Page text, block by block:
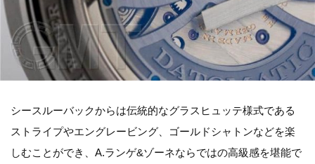
シースルーバックからは伝統的なグラスヒュッテ様式である
ストライプやエングレービング、ゴールドシャトンなどを楽
しむことができ、A.ランゲ&ゾーネならではの高級感を堪能で